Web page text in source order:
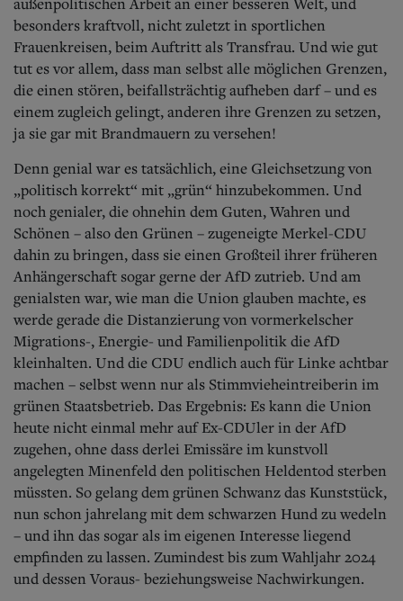
besonders kraftvoll, nicht zuletzt in sportlichen
Frauenkreisen, beim Auftritt als Transfrau. Und wie gut
tut es vor allem, dass man selbst alle möglichen Grenzen,
die einen stören, beifallsträchtig aufheben darf – und es
einem zugleich gelingt, anderen ihre Grenzen zu setzen,
ja sie gar mit Brandmauern zu versehen!
Denn genial war es tatsächlich, eine Gleichsetzung von
„politisch korrekt“ mit „grün“ hinzubekommen. Und
noch genialer, die ohnehin dem Guten, Wahren und
Schönen – also den Grünen – zugeneigte Merkel-CDU
dahin zu bringen, dass sie einen Großteil ihrer früheren
Anhängerschaft sogar gerne der AfD zutrieb. Und am
genialsten war, wie man die Union glauben machte, es
werde gerade die Distanzierung von vormerkelscher
Migrations-, Energie- und Familienpolitik die AfD
kleinhalten. Und die CDU endlich auch für Linke achtbar
machen – selbst wenn nur als Stimmvieheintreiberin im
grünen Staatsbetrieb. Das Ergebnis: Es kann die Union
heute nicht einmal mehr auf Ex-CDUler in der AfD
zugehen, ohne dass derlei Emissäre im kunstvoll
angelegten Minenfeld den politischen Heldentod sterben
müssten. So gelang dem grünen Schwanz das Kunststück,
nun schon jahrelang mit dem schwarzen Hund zu wedeln
– und ihn das sogar als im eigenen Interesse liegend
empfinden zu lassen. Zumindest bis zum Wahljahr 2024
und dessen Voraus- beziehungsweise Nachwirkungen.